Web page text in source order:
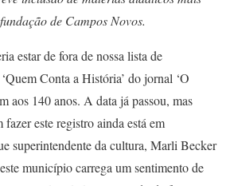
de Campos Novos.
estar de fora de nossa lista de
Conta a História’ do jornal ‘O
aos 140 anos. A data já passou, mas
este registro ainda está em
superintendente da cultura, Marli Becker
município carrega um sentimento de